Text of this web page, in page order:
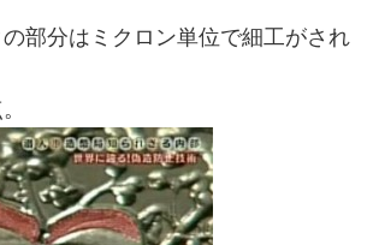
部分はミクロン単位で細工がされ